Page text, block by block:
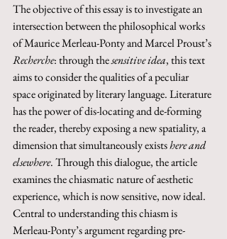
The objective of this essay is to investigate an
intersection between the philosophical works
of Maurice Merleau-Ponty and Marcel Proust’s
Recherche: through the sensitive idea, this text
aims to consider the qualities of a peculiar
space originated by literary language. Literature
has the power of dis-locating and de-forming
the reader, thereby exposing a new spatiality, a
dimension that simultaneously exists here and
elsewhere. Through this dialogue, the article
examines the chiasmatic nature of aesthetic
experience, which is now sensitive, now ideal.
Central to understanding this chiasm is
Merleau-Ponty’s argument regarding pre-